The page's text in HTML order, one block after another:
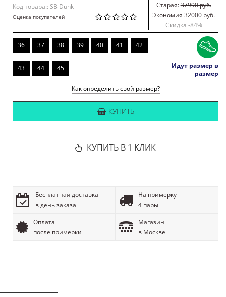
Код товара:: SB Dunk
Оценка покупателей
Старая:37990 руб.
Экономия 32000 руб.
Скидка -84%
36 37 38 39 40 41 42
43 44 45
Идут размер в
размер
Как определить свой размер?
КУПИТЬ
КУПИТЬ В 1 КЛИК
Бесплатная доставка
в день заказа
На примерку
4 пары
Оплата
после примерки
Магазин
в Москве